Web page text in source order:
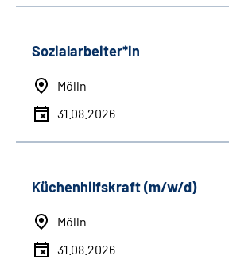
Sozialarbeiter*in
Mölln
31.08.2026
Küchenhilfskraft (m/w/d)
Mölln
31.08.2026